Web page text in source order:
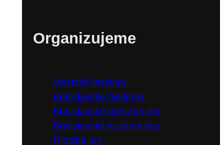
Organizujeme
Mestské festivaly
Bratislavské fašiangy
Bratislavské mestské dni
Bratislavské kultúrne leto
Rímske hry